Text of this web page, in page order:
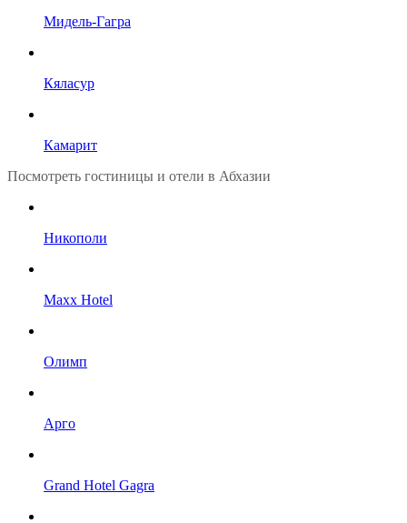
Мидель-Гагра
Кяласур
Камарит
Посмотреть гостиницы и отели в Абхазии
Никополи
Maxx Hotel
Олимп
Арго
Grand Hotel Gagra